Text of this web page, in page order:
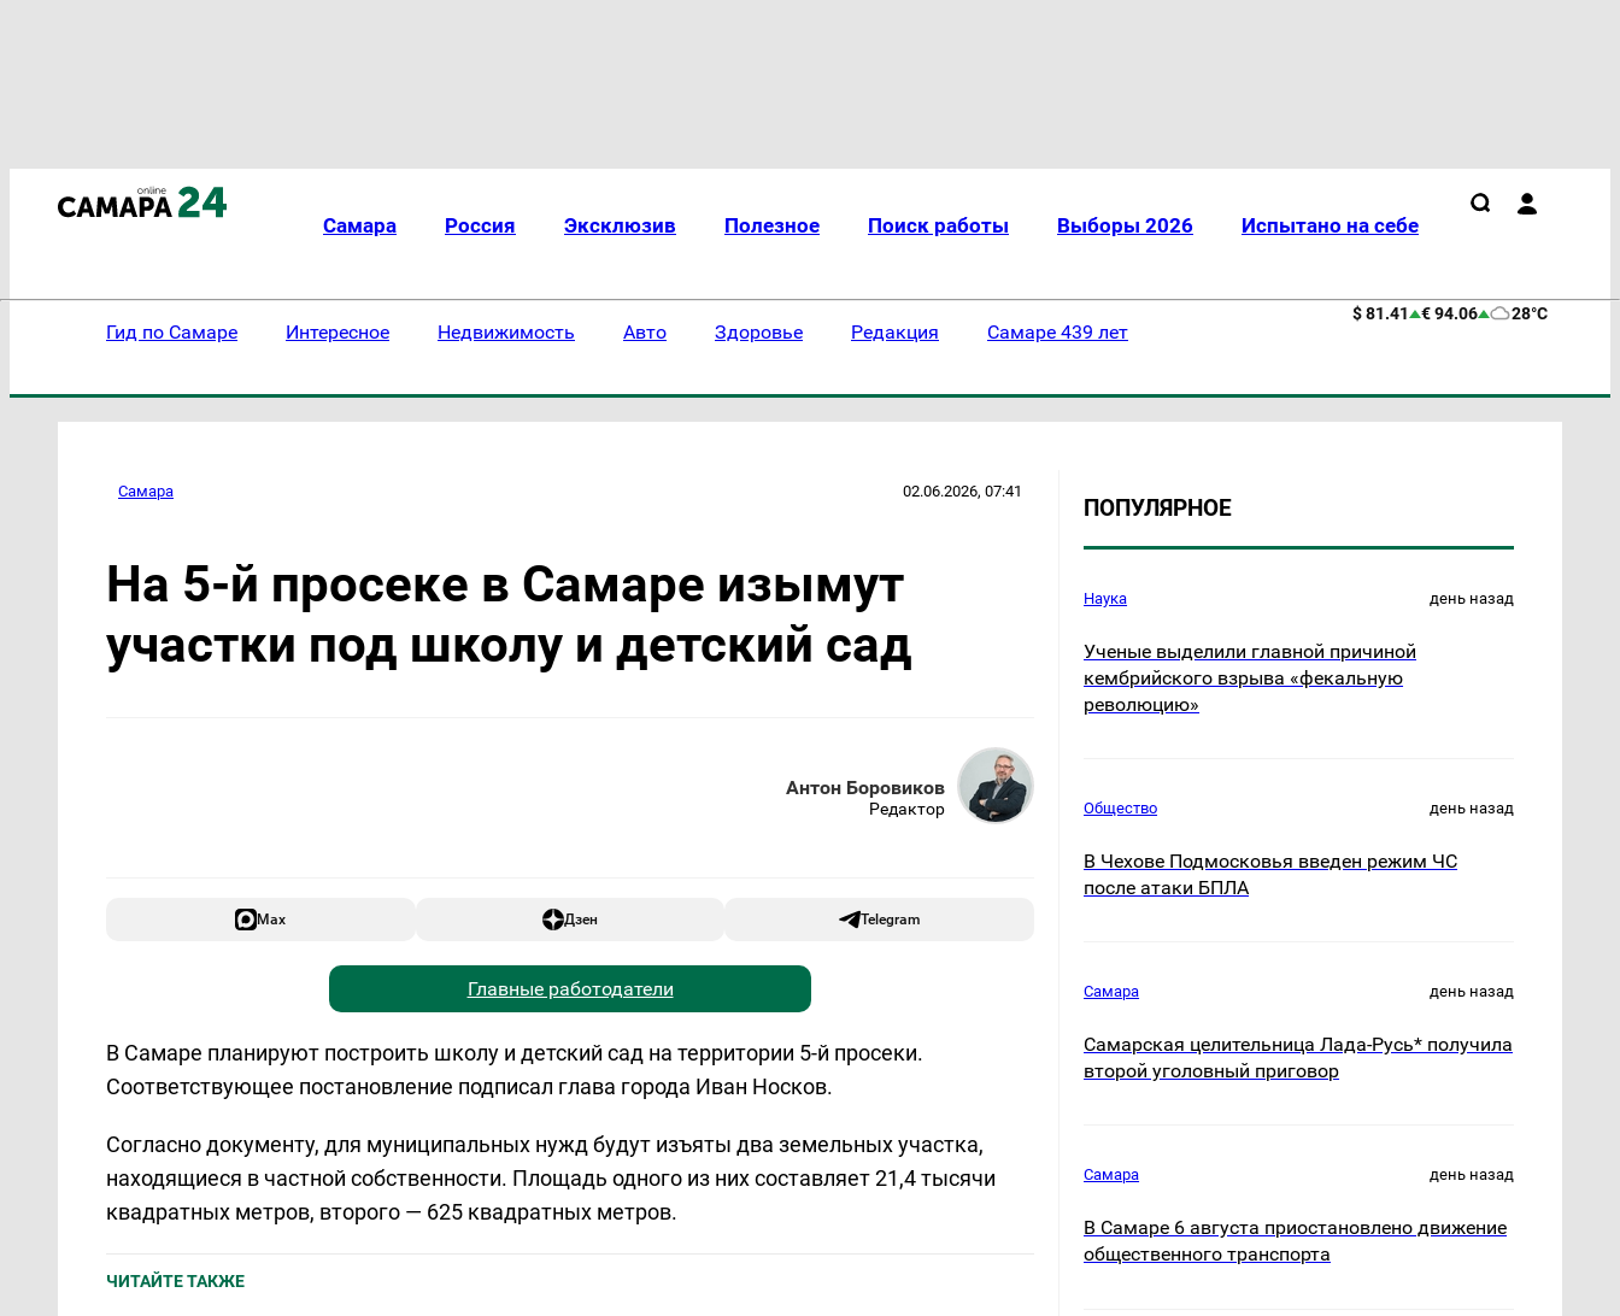
Самара Россия Эксклюзив Полезное Поиск работы Выборы 2026 Испытано на себе
Гид по Самаре Интересное Недвижимость Авто Здоровье Редакция Самаре 439 лет
$ 81.41 € 94.06 28°C
Самара 02.06.2026, 07:41
На 5-й просеке в Самаре изымут
участки под школу и детский сад
Антон Боровиков
Редактор
Max Дзен Telegram
Главные работодатели
В Самаре планируют построить школу и детский сад на территории 5-й просеки.
Соответствующее постановление подписал глава города Иван Носков.
Согласно документу, для муниципальных нужд будут изъяты два земельных участка,
находящиеся в частной собственности. Площадь одного из них составляет 21,4 тысячи
квадратных метров, второго — 625 квадратных метров.
ЧИТАЙТЕ ТАКЖЕ
ПОПУЛЯРНОЕ
Наука день назад
Ученые выделили главной причиной
кембрийского взрыва «фекальную
революцию»
Общество день назад
В Чехове Подмосковья введен режим ЧС
после атаки БПЛА
Самара день назад
Самарская целительница Лада-Русь* получила
второй уголовный приговор
Самара день назад
В Самаре 6 августа приостановлено движение
общественного транспорта